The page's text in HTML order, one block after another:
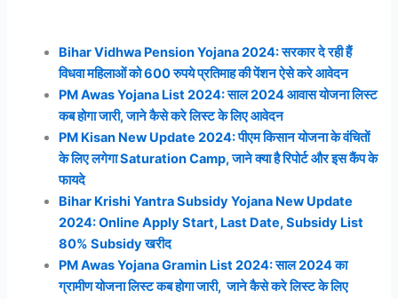
Bihar Vidhwa Pension Yojana 2024: सरकार दे रही हैं
विधवा महिलाओं को 600 रुपये प्रतिमाह की पेंशन ऐसे करे आवेदन
PM Awas Yojana List 2024: साल 2024 आवास योजना लिस्ट
कब होगा जारी, जाने कैसे करे लिस्ट के लिए आवेदन
PM Kisan New Update 2024: पीएम किसान योजना के वंचितों
के लिए लगेगा Saturation Camp, जाने क्या है रिपोर्ट और इस कैंप के
फायदे
Bihar Krishi Yantra Subsidy Yojana New Update
2024: Online Apply Start, Last Date, Subsidy List
80% Subsidy खरीद
PM Awas Yojana Gramin List 2024: साल 2024 का
ग्रामीण योजना लिस्ट कब होगा जारी, जाने कैसे करे लिस्ट के लिए